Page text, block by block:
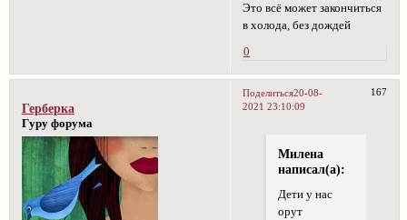
Это всё может закончиться
в холода, без дождей
0
Поделиться 167
20-08-
2021 23:10:09
Герберка
Гуру форума
Милена
написал(а):
Дети у нас
орут